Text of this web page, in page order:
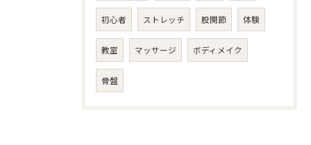
初心者 ストレッチ 股関節 体験
教室 マッサージ ボディメイク
骨盤